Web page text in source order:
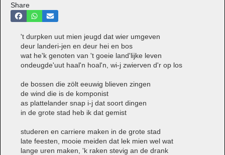
Share
't durpken uut mien jeugd dat wier umgeven
deur landeri-jen en deur hei en bos
wat he'k genoten van 't goeie land'lijke leven
ondeugde'uut haal'n hoal'n, wi-j zwierven d'r op los
de bossen die zölt eeuwig blieven zingen
de wind die is de komponist
as plattelander snap i-j dat soort dingen
in de grote stad heb ik dat gemist
studeren en carriere maken in de grote stad
late feesten, mooie meiden dat lek mien wel wat
lange uren maken, 'k raken stevig an de drank